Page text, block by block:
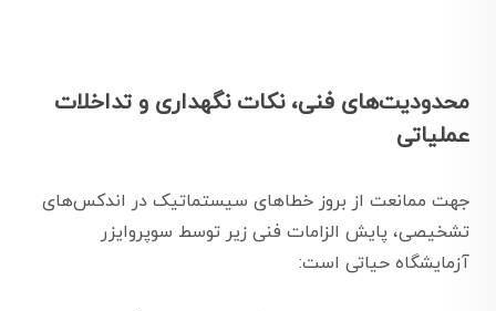
محدودیت‌های فنی، نکات نگهداری و تداخلات
عملیاتی
جهت ممانعت از بروز خطاهای سیستماتیک در اندکس‌های
تشخیصی، پایش الزامات فنی زیر توسط سوپروایزر
آزمایشگاه حیاتی است: